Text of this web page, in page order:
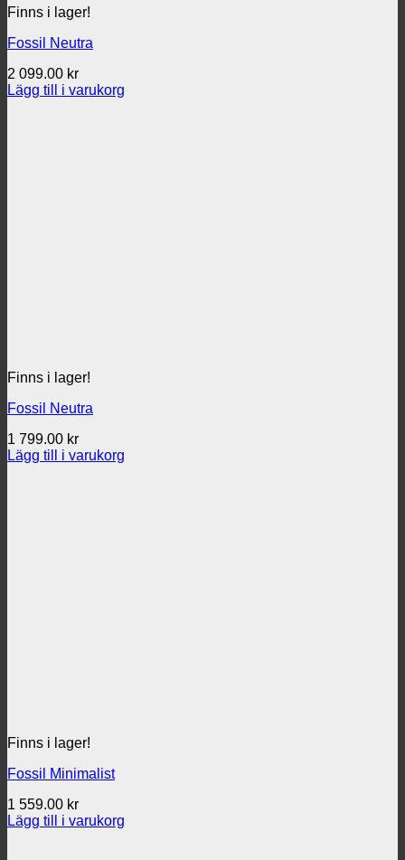
Finns i lager!
Fossil Neutra
2 099.00 kr
Lägg till i varukorg
Finns i lager!
Fossil Neutra
1 799.00 kr
Lägg till i varukorg
Finns i lager!
Fossil Minimalist
1 559.00 kr
Lägg till i varukorg